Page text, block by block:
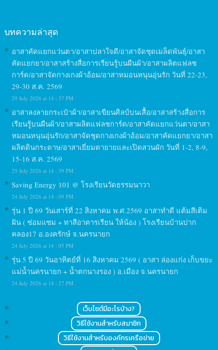
บทความล่าสุด
อาสาคัดแยกแว่นตา/อาสาปลาใจดี/อาสาจัดชุดเมล็ดพันธุ์/อาสา
คัดแยกยา/อาสาสร้างสื่อการเรียนรู้บนผืนผ้า/อาสาผลิตแฟลช
การ์ด/อาสาจัดกางเกงผ้าอ้อม/อาสาหมอนหนุนอุ่นรัก วันที่ 22-23,
29-30 ส.ค. 2569
29 July 2026 at 14 : 37 PM
อาสาลงลายกระเป๋าผ้า/อาสาเขียนศิลป์บนเสื้อ/อาสาสร้างสื่อการ
เรียนรู้บนผืนผ้า/อาสาผลิตแฟลชการ์ด/อาสาคัดแยกแว่นตา/อาสา
หมอนหนุนอุ่นรัก/อาสาจัดชุดกางเกงผ้าอ้อม/อาสาคัดแยกยา/อาสา
ผลิตดินกระดาษ/อาสาเยี่ยมตายายและเปิดสวนผัก วันที่ 1-2, 8-9,
15-16 ส.ค. 2569
29 July 2026 at 14 : 39 PM
Saving Energy 101 @ โรงเรียนวัดธรรมนาวา
24 July 2026 at 14 : 09 PM
รุ่น 1 ปี 69 วันเสาร์ที่ 22 สิงหาคม พ.ศ.2569 อาสาทำดี แต้มสีเติม
ฝัน ( ซ่อมแซม + ทาสีอาคารเรียน ให้น้อง ) โรงเรียนบ้านปาก
คลอง17 อ.องครักษ์ จ.นครนายก
24 July 2026 at 14 : 05 PM
รุ่น 5 ปี 69 วันอาทิตย์ที่ 16 สิงหาคม 2569 ( อาสา ล่องแก่ง เก็บขยะ
แม่น้ำนครนายก + น้ำตกนางรอง ) อ.เมือง จ.นครนายก
24 July 2026 at 14 : 27 PM
เว็บไซต์มีอะไรบ้าง?
วิธีใช้งานสำหรับสมาชิก
วิธีใช้งานสำหรับองค์กรเครือข่าย